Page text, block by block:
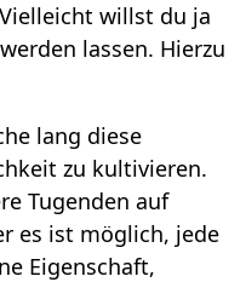
willst du ja
lassen. Hierzu
lang diese
zu kultivieren.
Tugenden auf
es ist möglich, jede
Eigenschaft,